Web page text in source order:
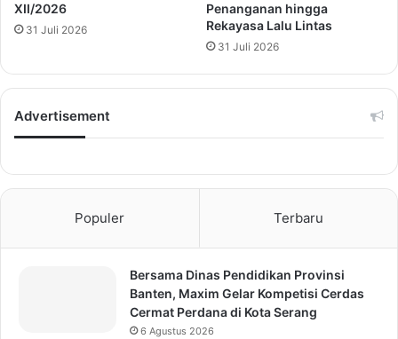
XII/2026
31 Juli 2026
Penanganan hingga
Rekayasa Lalu Lintas
31 Juli 2026
Advertisement
Populer Terbaru
Bersama Dinas Pendidikan Provinsi
Banten, Maxim Gelar Kompetisi Cerdas
Cermat Perdana di Kota Serang
6 Agustus 2026